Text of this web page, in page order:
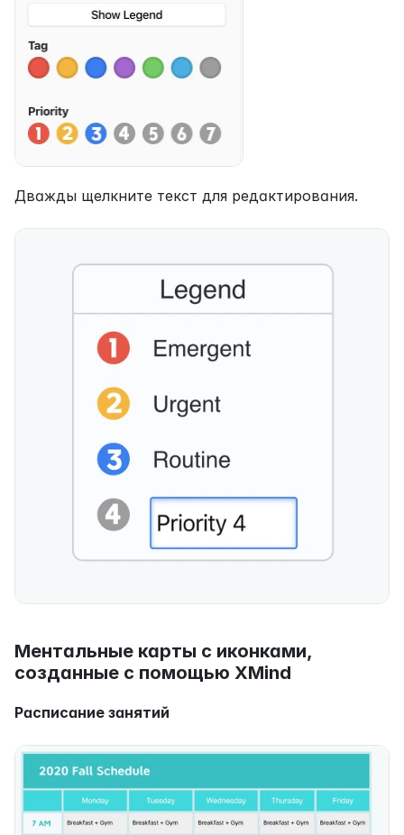
Дважды щелкните текст для редактирования.
Ментальные карты с иконками,
созданные с помощью XMind
Расписание занятий